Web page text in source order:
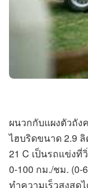
ผนวกกับแผงตัวถัง
ไฮบริดขนาด 2.9 ลิ
21 C เป็นรถแข่งที่
0-100 กม./ชม. (0-
ทำความเร็วสูงสุด